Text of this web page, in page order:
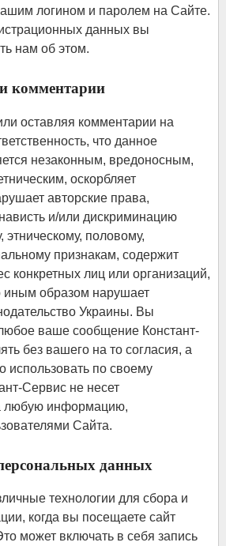
логином и паролем на Сайте.
данных вы
нам об этом.
комментарии
оставляя комментарии на
что данное
незаконным, вредоносным,
оскорбляет
авторские права,
и/или дискриминацию
половому,
признакам, содержит
конкретных лиц или организаций,
иным образом нарушает
Украины. Вы
ваше сообщение Констант-
без вашего на то согласия, а
использовать по своему
Сервис не несет
любую информацию,
Сайта.
данных
технологии для сбора и
когда вы посещаете сайт
может включать в себя запись